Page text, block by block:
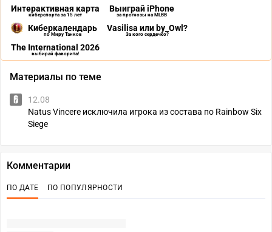
Интерактивная карта
киберспорта за 15 лет
Выиграй iPhone
за прогнозы на MLBB
Киберкалендарь
по Миру Танков
Vasilisa или by_Owl?
За кого сердечко?
The International 2026
выбирай фаворита!
Материалы по теме
12.08
Natus Vincere исключила игрока из состава по Rainbow Six
Siege
Комментарии
ПО ДАТЕ ПО ПОПУЛЯРНОСТИ